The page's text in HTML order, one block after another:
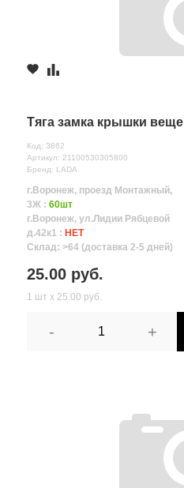
Тяга замка крышки
Код: 3862
Артикул: 21100530305800
Бренд: LADA
г.Воронеж, проезд Монтажный,
3Ж : 60шт
г.Воронеж, ул.Лидии Рябцевой
д.42к1 : НЕТ
Склад: >64 (доставка 2-5 дней)
25.00 руб.
1 шт х 25.00 руб.
- +